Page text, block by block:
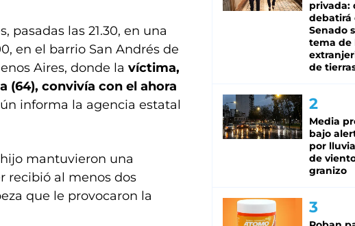
pasadas las 21.30, en una
en el barrio San Andrés de
Aires, donde la víctima,
(64), convivía con el ahora
informa la agencia estatal
mantuvieron una
recibió al menos dos
que le provocaron la
privada:
debatirá
Senado
tema de
de
Media
bajo
por
de
granizo